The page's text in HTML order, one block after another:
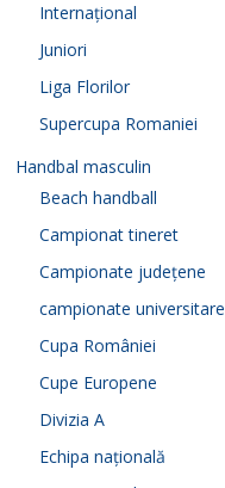
Internațional
Juniori
Liga Florilor
Supercupa Romaniei
Handbal masculin
Beach handball
Campionat tineret
Campionate județene
campionate universitare
Cupa României
Cupe Europene
Divizia A
Echipa națională